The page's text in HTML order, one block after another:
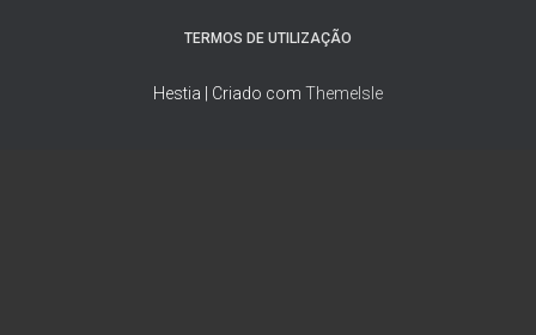
TERMOS DE UTILIZAÇÃO
Hestia | Criado com ThemeIsle